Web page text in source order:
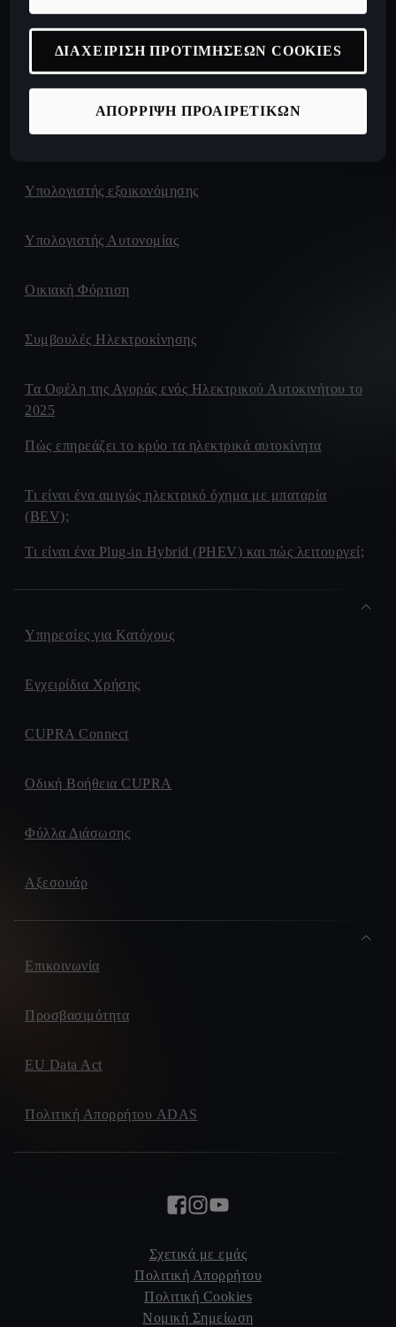
Σχετικά με εμάς
CUPRA Collection
Υπολογιστής εξοικονόμησης
Υπολογιστής Αυτονομίας
Οικιακή Φόρτιση
Συμβουλές Ηλεκτροκίνησης
Τα Οφέλη της Αγοράς ενός Ηλεκτρικού Αυτοκινήτου το
2025
Πώς επηρεάζει το κρύο τα ηλεκτρικά αυτοκίνητα
Τι είναι ένα αμιγώς ηλεκτρικό όχημα με μπαταρία
(BEV);
Τι είναι ένα Plug-in Hybrid (PHEV) και πώς λειτουργεί;
Υπηρεσίες για Κατόχους
Εγχειρίδια Χρήσης
CUPRA Connect
Οδική Βοήθεια CUPRA
Φύλλα Διάσωσης
Αξεσουάρ
Επικοινωνία
Προσβασιμότητα
EU Data Act
Πολιτική Απορρήτου ADAS
Σχετικά με εμάς
Πολιτική Απορρήτου
Πολιτική Cookies
Νομική Σημείωση
ΑΠΟΡΡΙΨΗ ΠΡΟΑΙΡΕΤΙΚΩΝ
ΔΙΑΧΕΙΡΙΣΗ ΠΡΟΤΙΜΗΣΕΩΝ COOKIES